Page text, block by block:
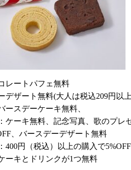
レートパフェ無料
デザート無料(大人は税込209円
ースデーケーキ無料、
ケーキ無料、記念写真、歌のプレ
、バースデーデザート無料
400円（税込）以上の購入で5%OFF
ーキとドリンクが1つ無料